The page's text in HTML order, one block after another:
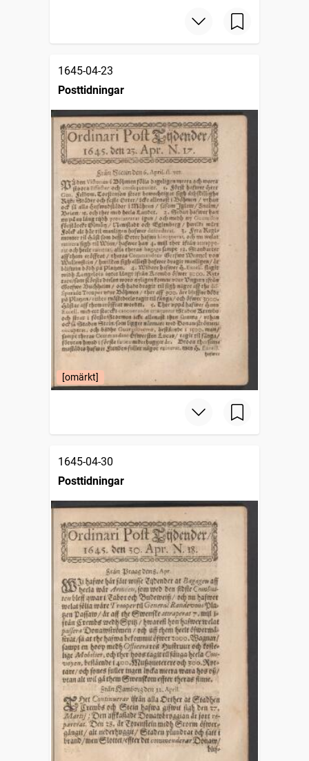
1645-04-23
Posttidningar
[omärkt]
1645-04-30
Posttidningar